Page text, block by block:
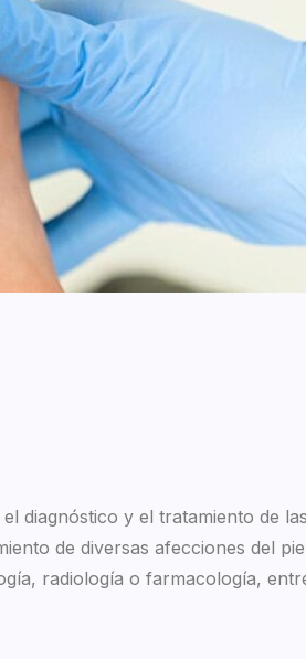
diagnóstico y el tratamiento de
de diversas afecciones del
radiología o farmacología,